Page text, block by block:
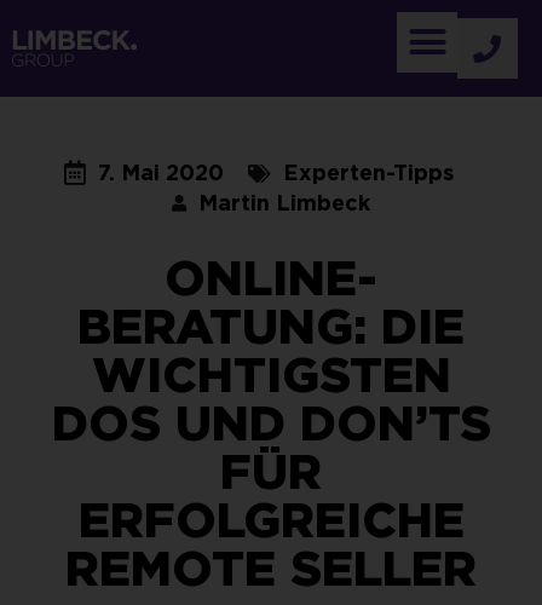
7. Mai 2020
Experten-Tipps
Martin Limbeck
ONLINE-
BERATUNG: DIE
WICHTIGSTEN
DOS UND DON’TS
FÜR
ERFOLGREICHE
REMOTE SELLER